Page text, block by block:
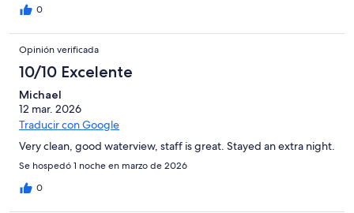
0
Opinión verificada
10/10 Excelente
Michael
12 mar. 2026
Traducir con Google
Very clean, good waterview, staff is great. Stayed an extra night.
Se hospedó 1 noche en marzo de 2026
0